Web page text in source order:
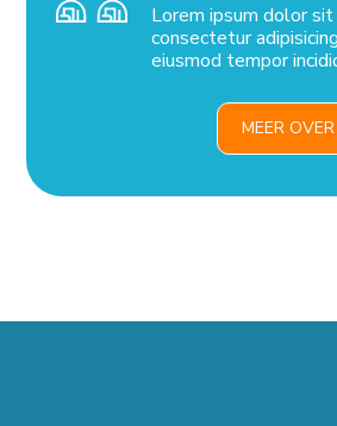
Lorem ipsum dolor
consectetur
eiusmod tempor
MEER